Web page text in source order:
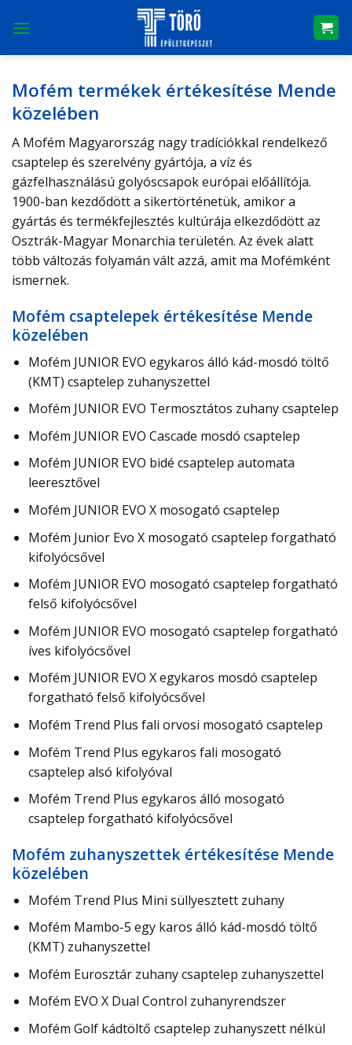
Mofém termékek értékesítése Mende
közelében
A Mofém Magyarország nagy tradíciókkal rendelkező
csaptelep és szerelvény gyártója, a víz és
gázfelhasználású golyóscsapok európai előállítója.
1900-ban kezdődött a sikertörténetük, amikor a
gyártás és termékfejlesztés kultúrája elkezdődött az
Osztrák-Magyar Monarchia területén. Az évek alatt
több változás folyamán vált azzá, amit ma Mofémként
ismernek.
Mofém csaptelepek értékesítése Mende
közelében
Mofém JUNIOR EVO egykaros álló kád-mosdó töltő
(KMT) csaptelep zuhanyszettel
Mofém JUNIOR EVO Termosztátos zuhany csaptelep
Mofém JUNIOR EVO Cascade mosdó csaptelep
Mofém JUNIOR EVO bidé csaptelep automata
leeresztővel
Mofém JUNIOR EVO X mosogató csaptelep
Mofém Junior Evo X mosogató csaptelep forgatható
kifolyócsővel
Mofém JUNIOR EVO mosogató csaptelep forgatható
felső kifolyócsővel
Mofém JUNIOR EVO mosogató csaptelep forgatható
íves kifolyócsővel
Mofém JUNIOR EVO X egykaros mosdó csaptelep
forgatható felső kifolyócsővel
Mofém Trend Plus fali orvosi mosogató csaptelep
Mofém Trend Plus egykaros fali mosogató
csaptelep alsó kifolyóval
Mofém Trend Plus egykaros álló mosogató
csaptelep forgatható kifolyócsővel
Mofém zuhanyszettek értékesítése Mende
közelében
Mofém Trend Plus Mini süllyesztett zuhany
Mofém Mambo-5 egy karos álló kád-mosdó töltő
(KMT) zuhanyszettel
Mofém Eurosztár zuhany csaptelep zuhanyszettel
Mofém EVO X Dual Control zuhanyrendszer
Mofém Golf kádtöltő csaptelep zuhanyszett nélkül